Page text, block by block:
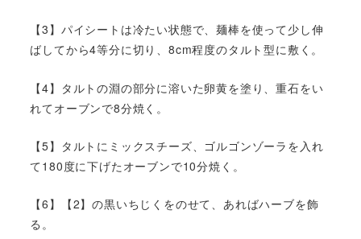
【3】パイシートは冷たい状態で、麺棒を使って少し伸
ばしてから4等分に切り、8cm程度のタルト型に敷く。
【4】タルトの淵の部分に溶いた卵黄を塗り、重石をい
れてオーブンで8分焼く。
【5】タルトにミックスチーズ、ゴルゴンゾーラを入れ
て180度に下げたオーブンで10分焼く。
【6】【2】の黒いちじくをのせて、あればハーブを飾
る。